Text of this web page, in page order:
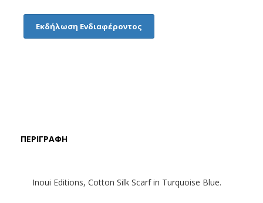
Εκδήλωση Ενδιαφέροντος
ΠΕΡΙΓΡΑΦΉ
Inoui Editions, Cotton Silk Scarf in Turquoise Blue.